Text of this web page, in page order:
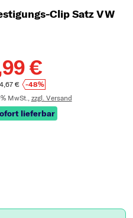
Clip Satz VW
€
€
-48%
MwSt., zzgl. Versand
lieferbar